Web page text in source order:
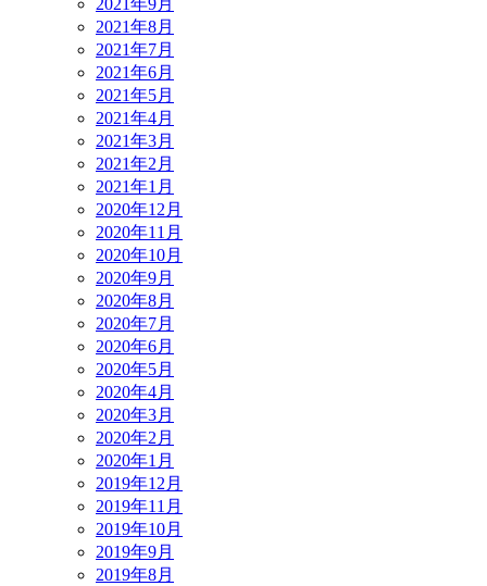
2021年9月
2021年8月
2021年7月
2021年6月
2021年5月
2021年4月
2021年3月
2021年2月
2021年1月
2020年12月
2020年11月
2020年10月
2020年9月
2020年8月
2020年7月
2020年6月
2020年5月
2020年4月
2020年3月
2020年2月
2020年1月
2019年12月
2019年11月
2019年10月
2019年9月
2019年8月